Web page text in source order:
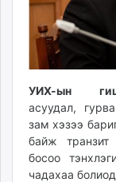
urlag.mn
unen.mn
asu.mn
shudarga.mn
shuurhai.mn
unuudur.mn
isee.mn
mglradio.com
fact.mn
УИХ-ын
асуудал,
зам хэзээ
байж
босоо
чадахаа